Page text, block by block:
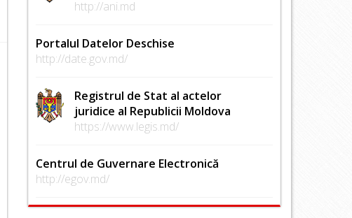
http://ani.md
Portalul Datelor Deschise
http://date.gov.md/
Registrul de Stat al actelor
juridice al Republicii Moldova
https://www.legis.md/
Centrul de Guvernare Electronică
http://egov.md/